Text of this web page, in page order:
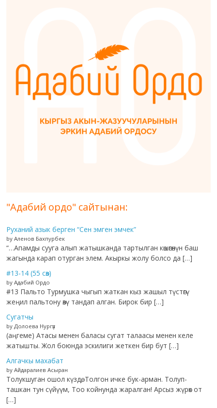
"Адабий ордо" сайтынан:
Руханий азык берген “Сен эмген эмчек”
by Аленов Бахпурбек
“…Апамды сууга алып жатышканда тартылган көшөгөнүн баш
жагында карап отурган элем. Акыркы жолу болсо да […]
#13-14 (55 сөз)
by Адабий Ордо
#13 Пальто Турмушка чыгып жаткан кыз жашыл түстөгү
жеңил пальтону өзү тандап алган. Бирок бир […]
Сугатчы
by Долоева Нургүл
(аңгеме) Атасы менен баласы сугат талаасы менен келе
жатышты. Жол боюнда эскилиги жеткен бир бут […]
Алгачкы махабат
by Айдаралиев Асыран
Толукшуган ошол күздө, Толгон ичке бук-арман. Толуп-
ташкан тун сүйүүм, Тоо койнунда жаралган! Арсыз жүрөк от
[…]